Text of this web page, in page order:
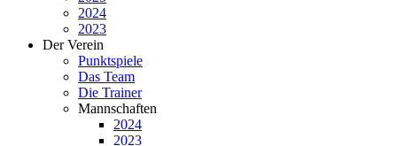
2024
2023
Der Verein
Punktspiele
Das Team
Die Trainer
Mannschaften
2024
2023